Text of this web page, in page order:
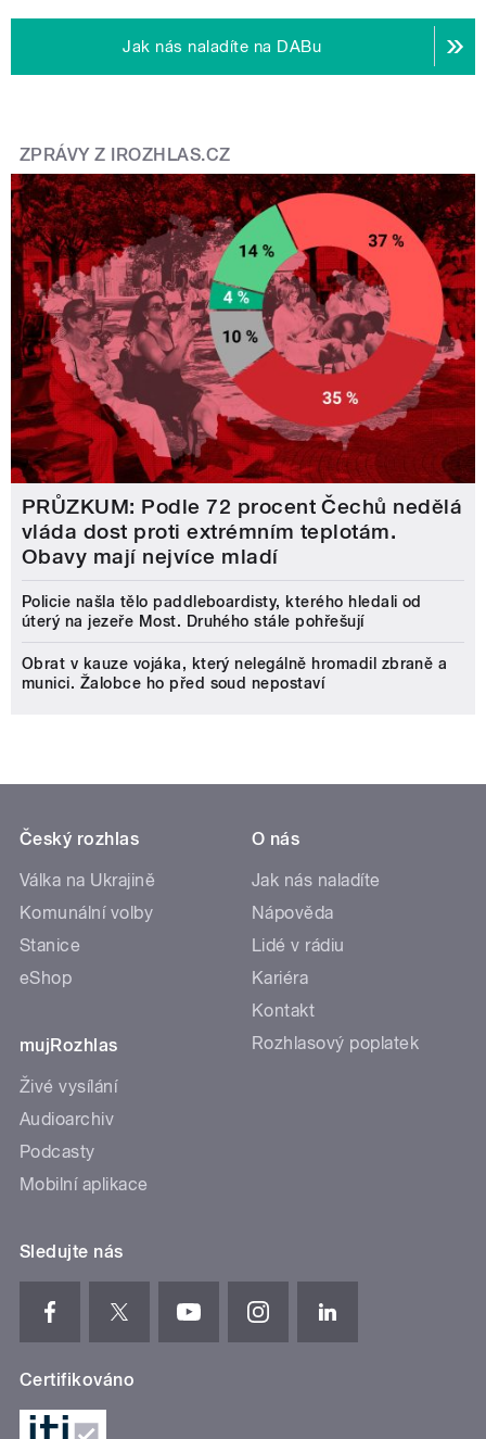
Jak nás naladíte na DABu
ZPRÁVY Z IROZHLAS.CZ
PRŮZKUM: Podle 72 procent Čechů nedělá
vláda dost proti extrémním teplotám.
Obavy mají nejvíce mladí
Policie našla tělo paddleboardisty, kterého hledali od
úterý na jezeře Most. Druhého stále pohřešují
Obrat v kauze vojáka, který nelegálně hromadil zbraně a
munici. Žalobce ho před soud nepostaví
Český rozhlas
Válka na Ukrajině
Komunální volby
Stanice
eShop
mujRozhlas
Živé vysílání
Audioarchiv
Podcasty
Mobilní aplikace
O nás
Jak nás naladíte
Nápověda
Lidé v rádiu
Kariéra
Kontakt
Rozhlasový poplatek
Sledujte nás
Certifikováno